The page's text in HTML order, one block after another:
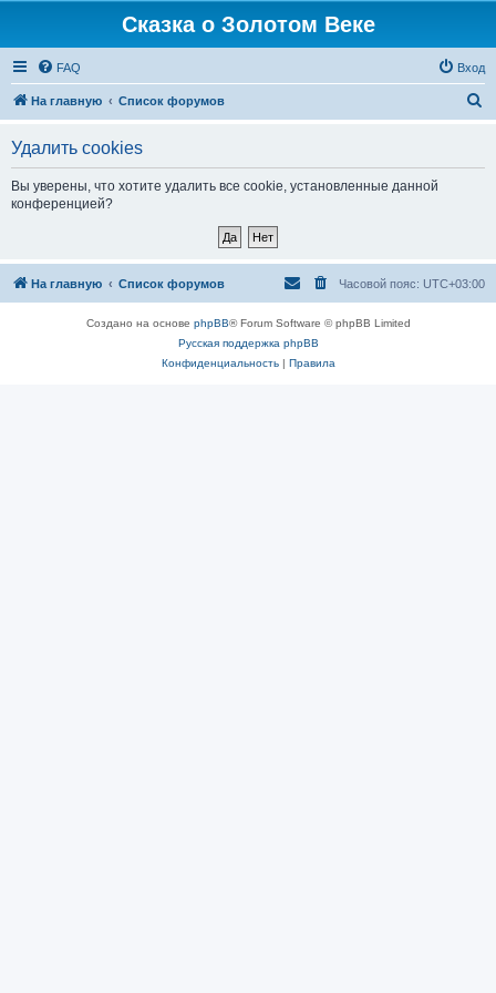
Сказка о Золотом Веке
FAQ Вход
На главную Список форумов
Удалить cookies
Вы уверены, что хотите удалить все cookie, установленные данной
конференцией?
На главную Список форумов Часовой пояс: UTC+03:00
Создано на основе phpBB® Forum Software © phpBB Limited
Русская поддержка phpBB
Конфиденциальность| Правила